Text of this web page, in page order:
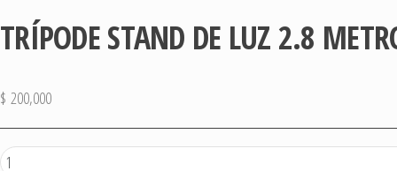
TRÍPODE STAND DE LUZ 2.8
$ 200,000
TRÍPODE